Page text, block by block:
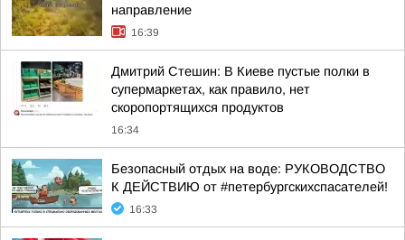
направление
16:39
Дмитрий Стешин: В Киеве пустые полки в
супермаркетах, как правило, нет
скоропортящихся продуктов
16:34
Безопасный отдых на воде: РУКОВОДСТВО
К ДЕЙСТВИЮ от #петербургскихспасателей!
16:33